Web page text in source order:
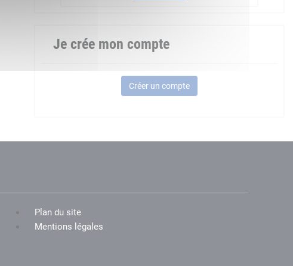
Je crée mon compte
Créer un compte
Plan du site
Mentions légales